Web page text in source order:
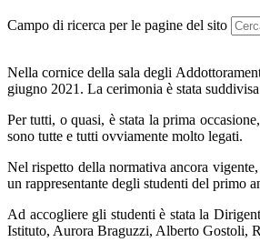
Campo di ricerca per le pagine del sito
Nella cornice della sala degli
giugno 2021. La cerimonia è stata
Per tutti, o quasi, è stata la prima
sono tutte e tutti ovviamente molto legati.
Nel rispetto della normativa ancora
un rappresentante degli studenti del primo
Ad accogliere gli studenti è stata la
Istituto, Aurora Braguzzi, Alberto Gostoli,